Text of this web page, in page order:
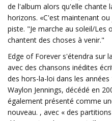
de l'album alors qu'elle chante
horizons. «C'est maintenant
piste. "Je marche au soleil/Les
chantent des choses à venir."
Edge of Forever s'étendra sur
avec des chansons inédites
des hors-la-loi dans les
Waylon Jennings, décédé en
également présenté comme
nouveau. , avec « des